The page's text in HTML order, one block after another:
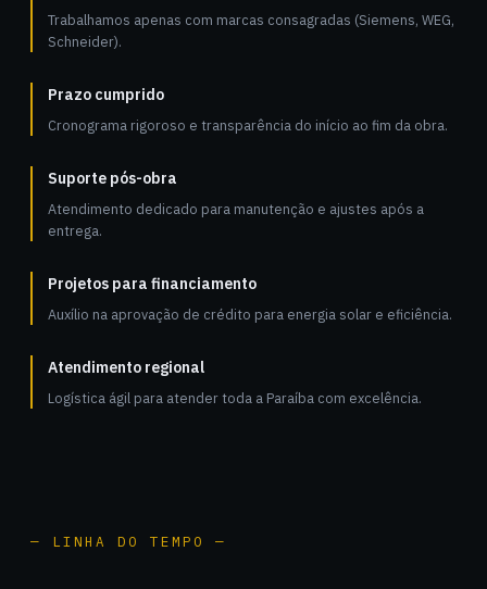
Trabalhamos apenas com marcas consagradas (Siemens, WEG,
Schneider).
Prazo cumprido
Cronograma rigoroso e transparência do início ao fim da obra.
Suporte pós-obra
Atendimento dedicado para manutenção e ajustes após a
entrega.
Projetos para financiamento
Auxílio na aprovação de crédito para energia solar e eficiência.
Atendimento regional
Logística ágil para atender toda a Paraíba com excelência.
— LINHA DO TEMPO —